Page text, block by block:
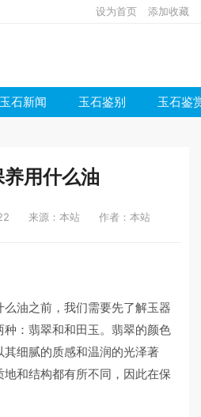
设为首页 添加收藏
玉石新闻 玉石鉴别 玉石鉴
用什么油
来源：本站 作者：本站
油之前，我们需要先了解玉器
：翡翠和和田玉。翡翠的颜色
细腻的质感和温润的光泽著
和结构都有所不同，因此在保